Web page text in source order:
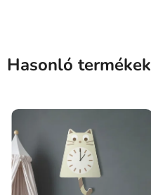
Hasonló termékek